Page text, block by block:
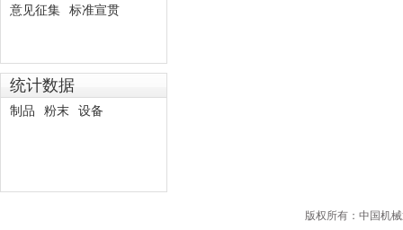
意见征集
标准宣贯
统计数据
制品 粉末 设备
版权所有：中国机